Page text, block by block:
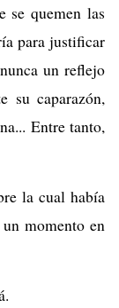
se quemen las
para justificar
un reflejo
su caparazón,
Entre tanto,
la cual había
momento en